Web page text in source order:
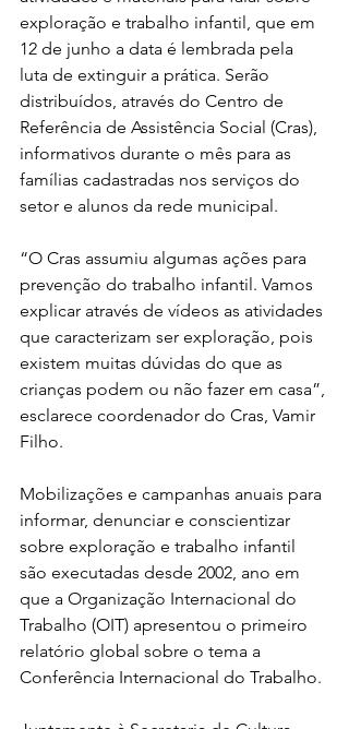
exploração e trabalho infantil, que em
12 de junho a data é lembrada pela
luta de extinguir a prática. Serão
distribuídos, através do Centro de
Referência de Assistência Social (Cras),
informativos durante o mês para as
famílias cadastradas nos serviços do
setor e alunos da rede municipal.
“O Cras assumiu algumas ações para
prevenção do trabalho infantil. Vamos
explicar através de vídeos as atividades
que caracterizam ser exploração, pois
existem muitas dúvidas do que as
crianças podem ou não fazer em casa”,
esclarece coordenador do Cras, Vamir
Filho.
Mobilizações e campanhas anuais para
informar, denunciar e conscientizar
sobre exploração e trabalho infantil
são executadas desde 2002, ano em
que a Organização Internacional do
Trabalho (OIT) apresentou o primeiro
relatório global sobre o tema a
Conferência Internacional do Trabalho.